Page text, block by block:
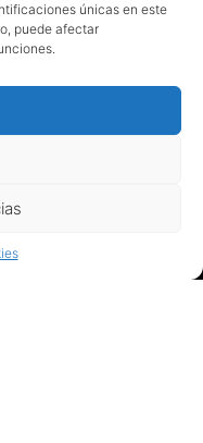
únicas en este
puede afectar